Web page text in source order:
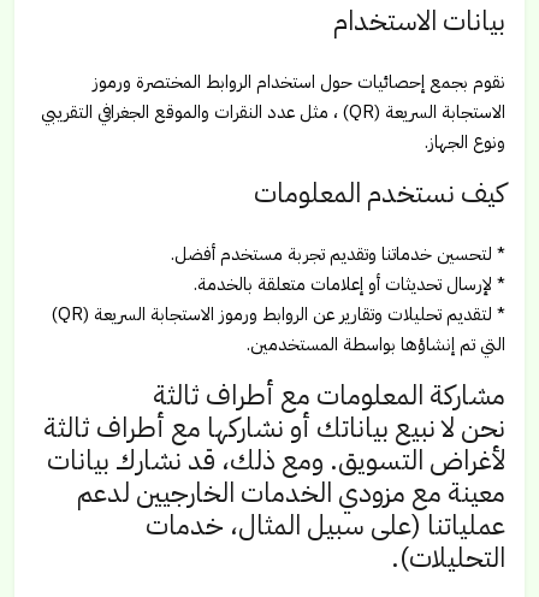
بيانات الاستخدام
نقوم بجمع إحصائيات حول استخدام الروابط المختصرة ورموز
الاستجابة السريعة (QR) ، مثل عدد النقرات والموقع الجغرافي التقريبي
ونوع الجهاز.
كيف نستخدم المعلومات
* لتحسين خدماتنا وتقديم تجربة مستخدم أفضل.
* لإرسال تحديثات أو إعلامات متعلقة بالخدمة.
* لتقديم تحليلات وتقارير عن الروابط ورموز الاستجابة السريعة (QR)
التي تم إنشاؤها بواسطة المستخدمين.
مشاركة المعلومات مع أطراف ثالثة
نحن لا نبيع بياناتك أو نشاركها مع أطراف ثالثة
لأغراض التسويق. ومع ذلك، قد نشارك بيانات
معينة مع مزودي الخدمات الخارجيين لدعم
عملياتنا (على سبيل المثال، خدمات
التحليلات).